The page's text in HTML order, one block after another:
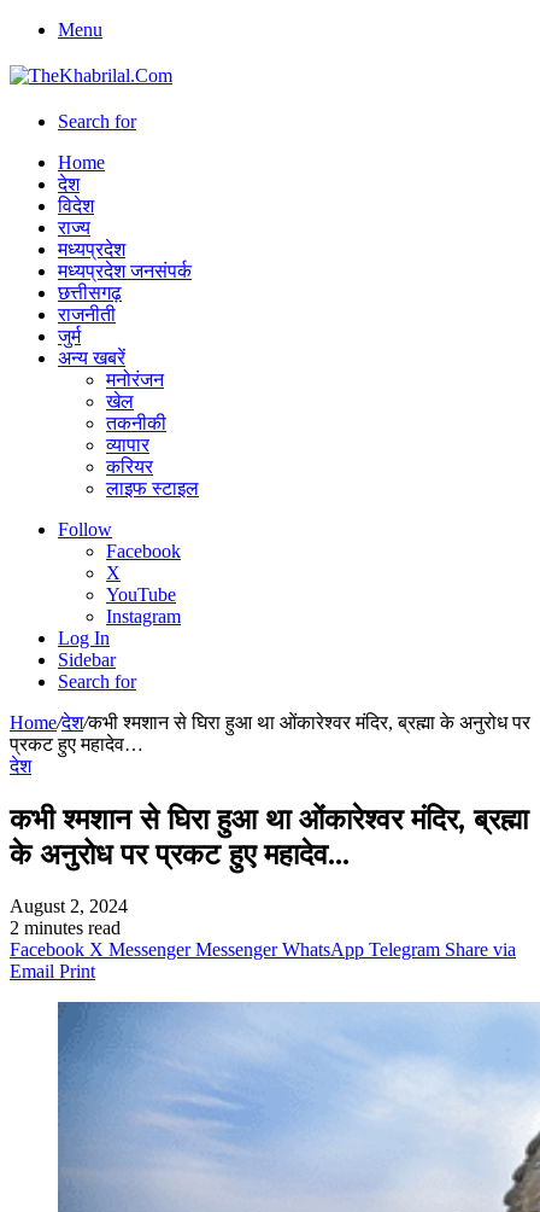
Menu
Search for
Home
देश
विदेश
राज्य
मध्यप्रदेश
मध्यप्रदेश जनसंपर्क
छत्तीसगढ़
राजनीती
जुर्म
अन्य खबरें
मनोरंजन
खेल
तकनीकी
व्यापार
करियर
लाइफ स्टाइल
Follow
Facebook
X
YouTube
Instagram
Log In
Sidebar
Search for
Home/देश/कभी श्मशान से घिरा हुआ था ओंकारेश्वर मंदिर, ब्रह्मा के अनुरोध पर
प्रकट हुए महादेव…
देश
कभी श्मशान से घिरा हुआ था ओंकारेश्वर मंदिर, ब्रह्मा
के अनुरोध पर प्रकट हुए महादेव…
August 2, 2024
2 minutes read
Facebook X Messenger Messenger WhatsApp Telegram Share via
Email Print